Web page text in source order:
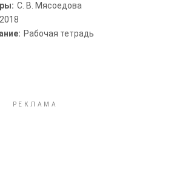
С. В. Мясоедова
2018
Рабочая тетрадь